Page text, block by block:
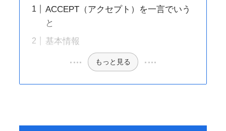
ACCEPT（アクセプト）を一言でいう
と
基本情報
もっと見る